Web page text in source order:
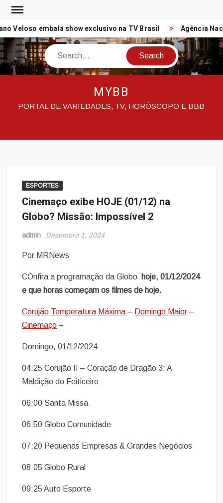
Skip
content embala show exclusivo na TV Brasil Agência
Search
MYBB
PORTAL DE VARIEDADES, TV, HORÓSCOPO E BBB
ESPORTES
Cinemaço exibe HOJE (01/12) na
Globo? Missão: Impossível 2
admin Dezembro 1, 2024
Por MRNews
COnfira a programação da Globo hoje, 01/12/2024
e que horas começam os filmes de hoje.
Corujão Temperatura Máxima – Domingo Maior –
Cinemaço –
Domingo, 01/12/2024
04:25 Corujão II – Coração de Dragão 3: A
Maldição do Feiticeiro
06:00 Santa Missa
06:50 Globo Comunidade
07:20 Pequenas Empresas & Grandes Negócios
08:05 Globo Rural
09:25 Auto Esporte